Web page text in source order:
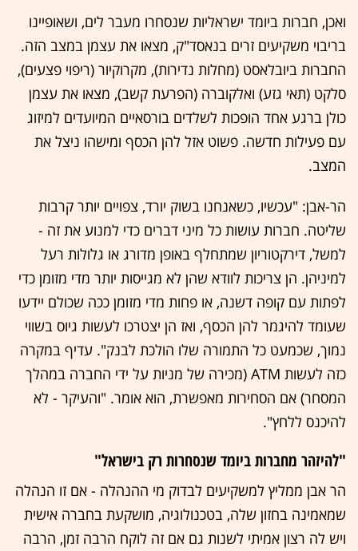
ואכן, חברות ביומד ישראליות שנסחרו מעבר לים, ושאופיינו
בריבוי משקיעים זרים בנאסד"ק, מצאו את עצמן במצב הזה.
החברות ביובלאסט (מחלות נדירות), מקרוקיור (ריפוי פצעים),
סלקט (תאי גזע) ואלקוברה (הפרעת קשב), מצאו את עצמן
כולן ברגע אחד הופכות לשלדים בורסאיים המיועדים למיזוג
עם פעילות חדשה. פשוט אזל להן הכסף ומישהו ניצל את
המצב.
הר-אבן: "עכשיו, כשאנחנו בשוק יורד, צפויים יותר קרבות
שליטה. חברות עושות כל מיני דברים כדי למנוע את זה -
למשל, דירקטוריון שמתחלף באופן מדורג או גלולות רעל
למיניהן. הן צריכות לוודא שהן לא מגייסות יותר מדי מזומן כדי
לפתות עם קופה דשנה, או פחות מדי מזומן ככה שכולם יידעו
שעומד להיגמר להן הכסף, ואז הן יצטרכו לעשות גיוס בשווי
נמוך, שכמעט כל התמורה שלו הולכת לבנק". עדיף במקרה
כזה לעשות ATM (מכירה של מניות על ידי החברה במהלך
המסחר) אם הסחירות מאפשרת, הוא אומר. "והעיקר - לא
להיכנס ללחץ".
"להיזהר מחברות ביומד שנסחרות רק בישראל"
הר אבן ממליץ למשקיעים לבדוק מי ההנהלה - אם זו הנהלה
שמאמינה בחזון שלה, בטכנולוגיה, מושקעת בחברה אישית
ויש לה רצון אמיתי לשנות גם אם זה לוקח הרבה זמן, הרבה